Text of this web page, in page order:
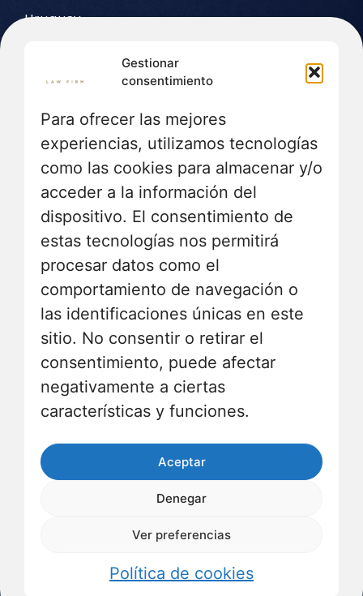
Gestionar
consentimiento
Para ofrecer las mejores
experiencias, utilizamos tecnologías
como las cookies para almacenar y/o
acceder a la información del
dispositivo. El consentimiento de
estas tecnologías nos permitirá
procesar datos como el
comportamiento de navegación o
las identificaciones únicas en este
sitio. No consentir o retirar el
consentimiento, puede afectar
negativamente a ciertas
características y funciones.
Aceptar
Denegar
Ver preferencias
Política de cookies
Uruguay
World Trade Center - Torre II - Of. 710
C.P. 11300 – Montevideo
Italia
Perusia Lex
Piazza Danti 7 - C.P. 06127 - Perugia
(+39) 0755731377
Av. Alicia Moreau de Justo 740
Piso 3 Oficina 1
(+54) 1152353903
ITUY 2021 © Todos los derechos reservados
Política de privacidad